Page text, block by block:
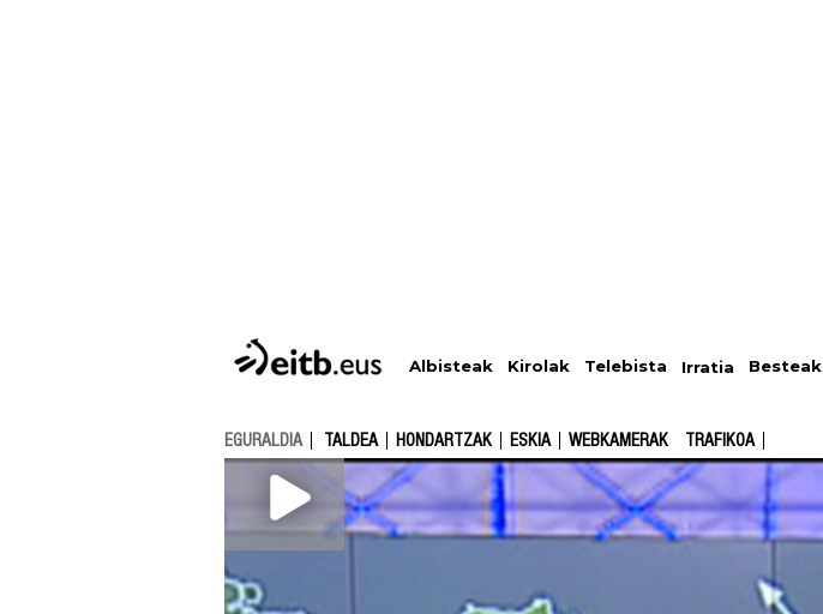
Albisteak Kirolak Telebista Irratia Besteak
EGURALDIA TALDEA HONDARTZAK ESKIA WEBKAMERAK TRAFIKOA